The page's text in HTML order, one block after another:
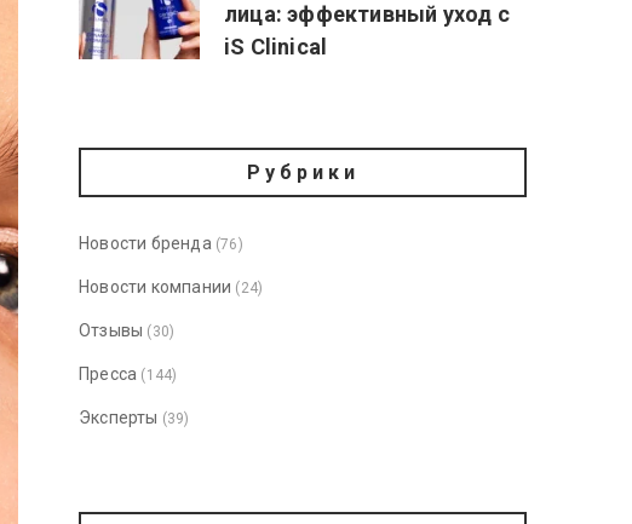
лица: эффективный уход с
iS Clinical
Рубрики
Новости бренда (76)
Новости компании (24)
Отзывы (30)
Пресса (144)
Эксперты (39)